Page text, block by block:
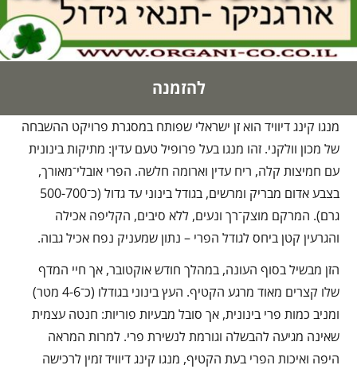
להזמנה
מנגו קינג דיוויד הוא זן ישראלי שפותח במסגרת פרויקט ההשבחה
של מכון וולקני. זהו מנגו בעל פרופיל טעם עדין: מתיקות בינונית
עם חמיצות קלה, ריח עדין וארומה חלשה. הפרי אובלי־מאורך,
בצבע אדום מבריק ומרשים, בגודל בינוני עד גדול (כ־500-700
גרם). המרקם מוצק־רך ונעים, ללא סיבים, הקליפה אכילה
והגרעין קטן ביחס לגודל הפרי – נתון שמעניק נפח אכיל גבוה.
הזן מבשיל בסוף העונה, במהלך חודש אוקטובר, אך חיי המדף
שלו קצרים מאוד מרגע הקטיף. העץ בינוני בגודלו (כ־4-6 מטר)
ומניב כמות פרי בינונית, אך סובל מבעיות פוריות: חנטה עצמית
שאינה מגיעה להבשלה וגורמת לנשירת פרי. למרות המראה
היפה ואיכות הפרי בעת הקטיף, מנגו קינג דיוויד זמין לרכישה